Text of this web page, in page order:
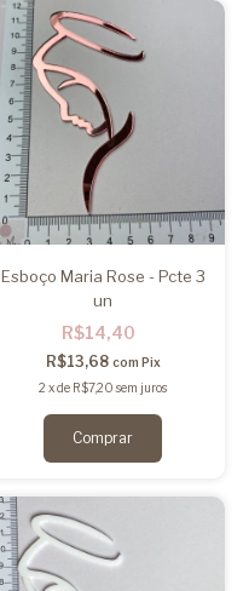
Esboço Maria Rose - Pcte 3
un
R$14,40
R$13,68 com Pix
2 xde R$7,20 sem juros